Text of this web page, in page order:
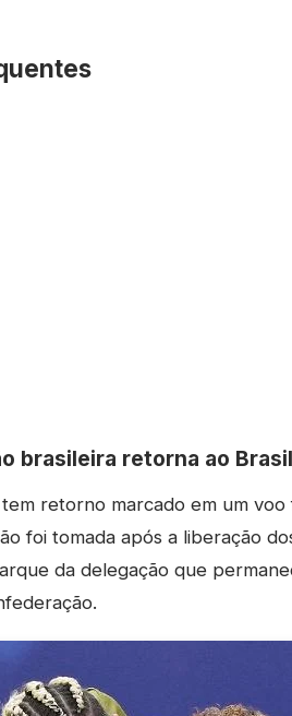
brasileira retorna ao
retorno marcado em um
foi tomada após a liberação
da delegação que